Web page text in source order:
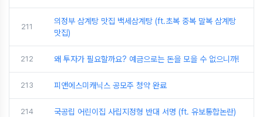
211
의정부 삼계탕 맛집 백세삼계탕 (ft.초복 중복 말복 삼계탕
맛집)
212 왜 투자가 필요할까요? 예금으로는 돈을 모을 수 없으니까!
213 피앤에스미캐닉스 공모주 청약 완료
214 국공립 어린이집 사립지정형 반대 서명 (ft. 유보통합논란)